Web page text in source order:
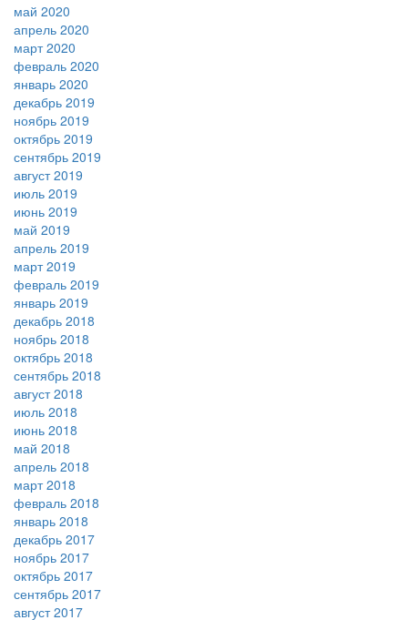
май 2020
апрель 2020
март 2020
февраль 2020
январь 2020
декабрь 2019
ноябрь 2019
октябрь 2019
сентябрь 2019
август 2019
июль 2019
июнь 2019
май 2019
апрель 2019
март 2019
февраль 2019
январь 2019
декабрь 2018
ноябрь 2018
октябрь 2018
сентябрь 2018
август 2018
июль 2018
июнь 2018
май 2018
апрель 2018
март 2018
февраль 2018
январь 2018
декабрь 2017
ноябрь 2017
октябрь 2017
сентябрь 2017
август 2017